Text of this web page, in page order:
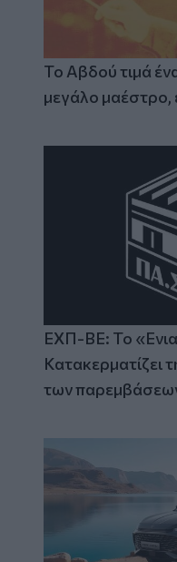
Το Αβδού τιμά
μεγάλο
ΕΧΠ-ΒΕ: Το
Κατακερματίζει
των